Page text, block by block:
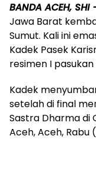
BANDA ACEH, SHI
Jawa Barat
Sumut. Kali ini
Kadek Pasek
resimen I
Kadek
setelah di final
Sastra Dharma di
Aceh, Aceh, Rabu